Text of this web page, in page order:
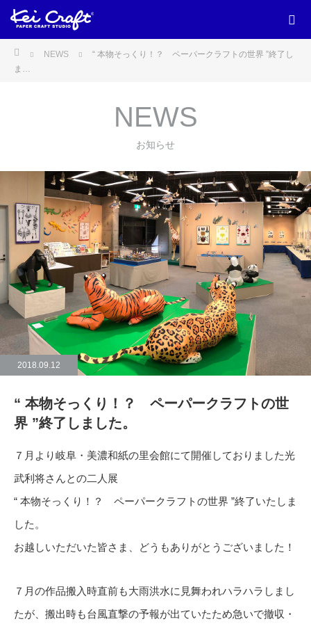
ホームNEWS
“ 本物そっくり！？ ペーパークラフトの世界 ”終了し
ま…
NEWS
お知らせ
2018.09.12
“ 本物そっくり！？ ペーパークラフトの世
界 ”終了しました。
７月より岐阜・美濃和紙の里会館にて開催しておりました光
武利将さんとの二人展
“ 本物そっくり！？ ペーパークラフトの世界 ”終了いたしま
した。
お越しいただいた皆さま、どうもありがとうございました！
７月の作品搬入時直前も大雨洪水に見舞われハラハラしまし
たが、搬出時も台風直撃の予報が出ていたため急いで撤収・